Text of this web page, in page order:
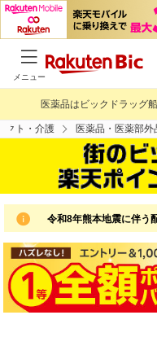
メニュー
医薬品はビックドラッグ
クト・介護 医薬品・医薬部外
令和8年熊本地震に伴う